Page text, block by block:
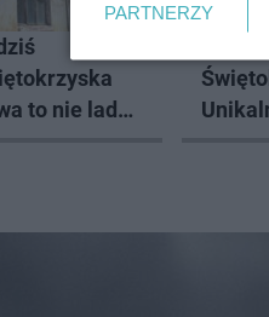
to nie lada
PARTNERZY